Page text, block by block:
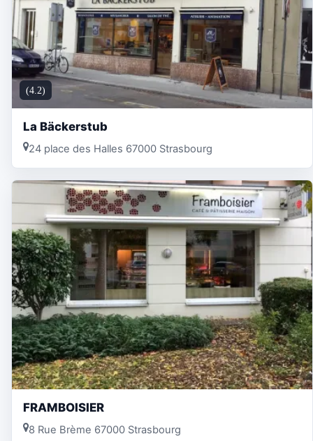
(4.2)
La Bäckerstub
24 place des Halles 67000 Strasbourg
FRAMBOISIER
8 Rue Brème 67000 Strasbourg